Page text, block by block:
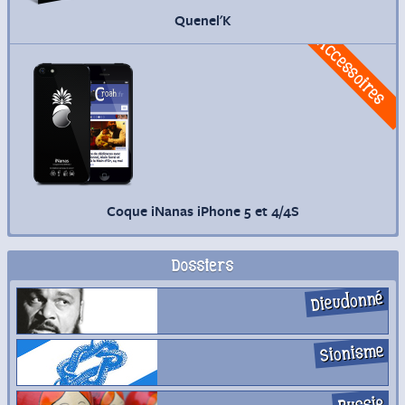
Quenel'K
Accessoires
Commander
Coque iNanas iPhone 5 et 4/4S
Dossiers
Dieudonné
Sionisme